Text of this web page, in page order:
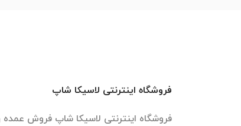
فروشگاه اینترنتی لاسیکا شاپ
فروشگاه اینترنتی لاسیکا شاپ فروش عمده